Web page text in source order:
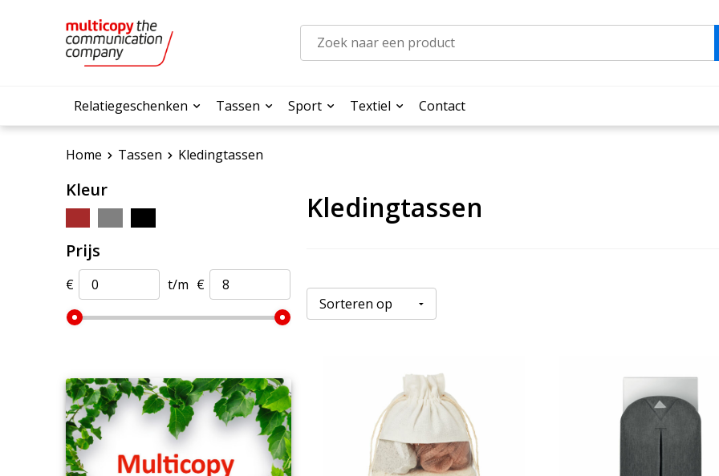
Relatiegeschenken Tassen Sport Textiel Contact
Home Tassen Kledingtassen
Kleur
Prijs
€ t/m €
Kledingtassen